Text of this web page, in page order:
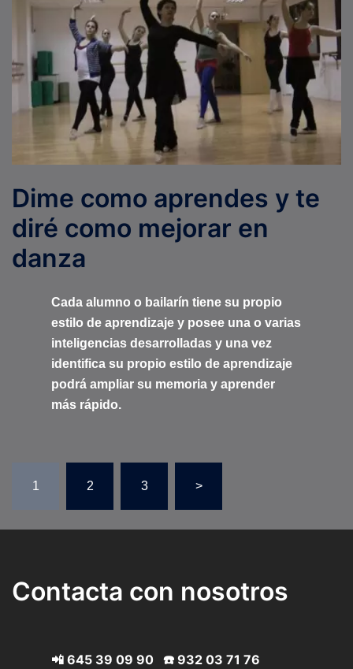
Dime como aprendes y te
diré como mejorar en
danza
Cada alumno o bailarín tiene su propio
estilo de aprendizaje y posee una o varias
inteligencias desarrolladas y una vez
identifica su propio estilo de aprendizaje
podrá ampliar su memoria y aprender
más rápido.
de
entradas
1 2 3 >
Contacta con nosotros
📲 645 39 09 90 ☎️ 932 03 71 76